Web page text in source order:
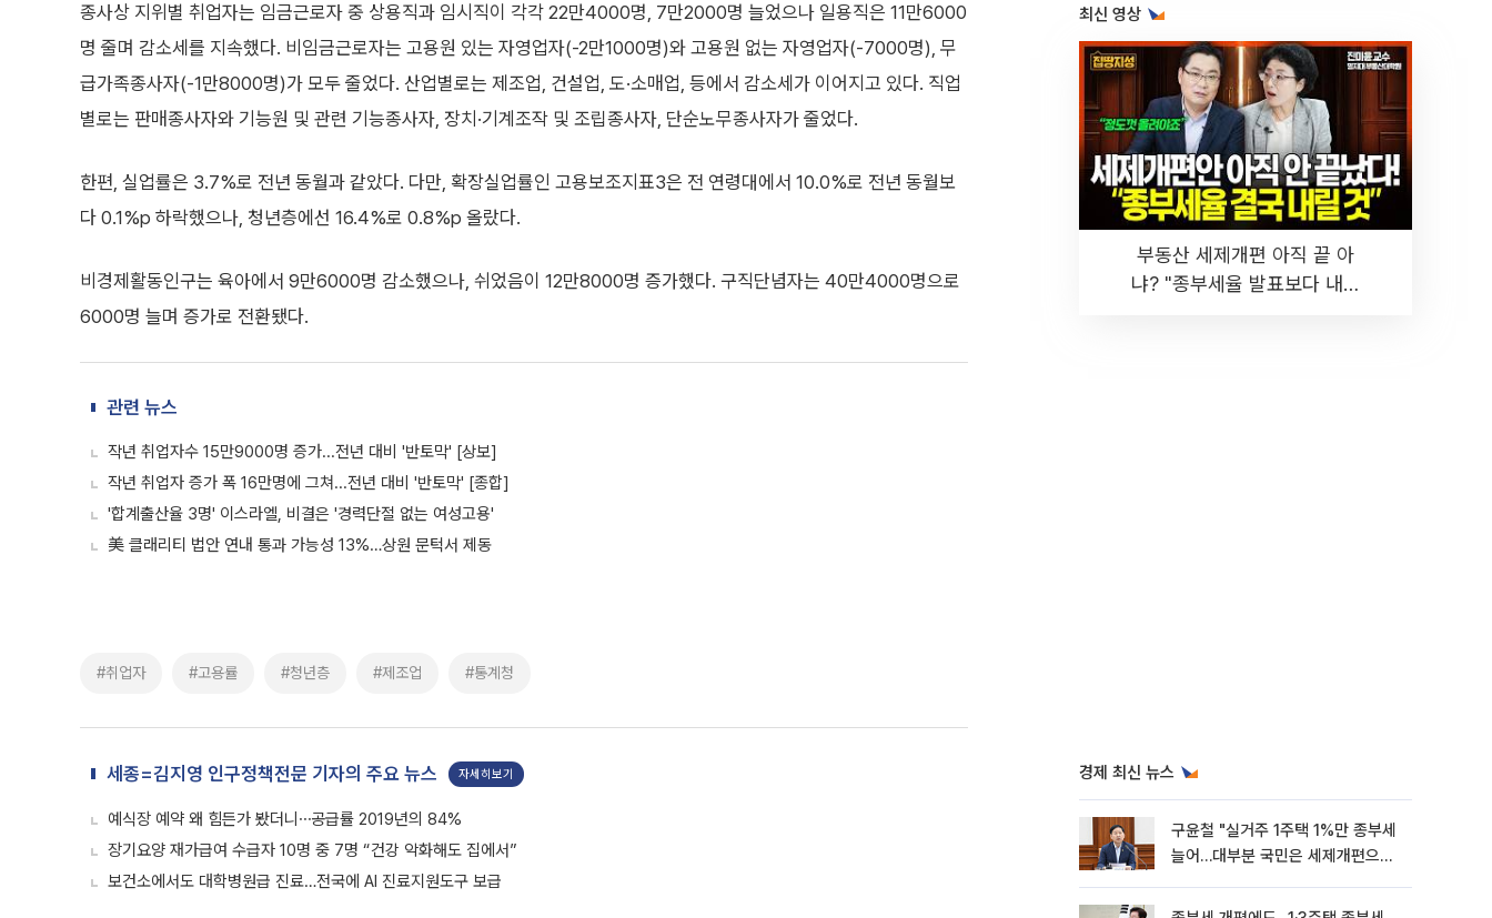
종사상 지위별 취업자는 임금근로자 중 상용직과 임시직이 각각 22만4000명, 7만2000명 늘었으나 일용직은 11만6000
명 줄며 감소세를 지속했다. 비임금근로자는 고용원 있는 자영업자(-2만1000명)와 고용원 없는 자영업자(-7000명), 무
급가족종사자(-1만8000명)가 모두 줄었다. 산업별로는 제조업, 건설업, 도·소매업, 등에서 감소세가 이어지고 있다. 직업
별로는 판매종사자와 기능원 및 관련 기능종사자, 장치·기계조작 및 조립종사자, 단순노무종사자가 줄었다.
한편, 실업률은 3.7%로 전년 동월과 같았다. 다만, 확장실업률인 고용보조지표3은 전 연령대에서 10.0%로 전년 동월보
다 0.1%p 하락했으나, 청년층에선 16.4%로 0.8%p 올랐다.
비경제활동인구는 육아에서 9만6000명 감소했으나, 쉬었음이 12만8000명 증가했다. 구직단념자는 40만4000명으로
6000명 늘며 증가로 전환됐다.
관련 뉴스
작년 취업자수 15만9000명 증가...전년 대비 '반토막' [상보]
작년 취업자 증가 폭 16만명에 그쳐...전년 대비 '반토막' [종합]
'합계출산율 3명' 이스라엘, 비결은 '경력단절 없는 여성고용'
美 클래리티 법안 연내 통과 가능성 13%…상원 문턱서 제동
#취업자 #고용률 #청년층 #제조업 #통계청
세종=김지영 인구정책전문 기자의 주요 뉴스 자세히보기
예식장 예약 왜 힘든가 봤더니⋯공급률 2019년의 84%
장기요양 재가급여 수급자 10명 중 7명 “건강 악화해도 집에서”
보건소에서도 대학병원급 진료…전국에 AI 진료지원도구 보급
최신 영상
부동산 세제개편 아직 끝 아
냐? "종부세율 발표보다 내릴
경제 최신 뉴스
구윤철 "실거주 1주택 1%만 종부세
늘어…대부분 국민은 세제개편으로